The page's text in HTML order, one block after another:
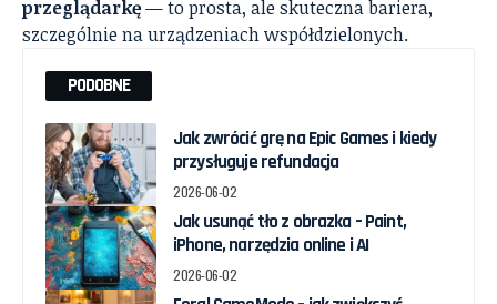
przeglądarkę— to prosta, ale skuteczna bariera,
szczególnie na urządzeniach współdzielonych.
PODOBNE
Jak zwrócić grę na Epic Games i kiedy
przysługuje refundacja
2026-06-02
Jak usunąć tło z obrazka – Paint,
iPhone, narzędzia online i AI
2026-06-02